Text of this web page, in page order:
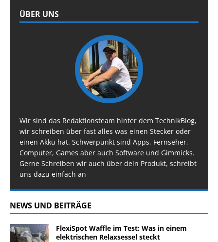
ÜBER UNS
Wir sind das Redaktionsteam hinter dem TechnikBlog,
wir schreiben über fast alles was einen Stecker oder
einen Akku hat. Schwerpunkt sind Apps, Fernseher,
Computer, Games aber auch Software und Gimmicks.
Gerne Schreiben wir auch über dein Produkt, schreibt
uns dazu einfach an
NEWS UND BEITRÄGE
FlexiSpot Waffle im Test: Was in einem
elektrischen Relaxsessel steckt